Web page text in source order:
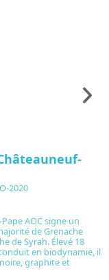
2020
AOC signe un
de Grenache
de Syrah. Élevé 18
en biodynamie, il
graphite et